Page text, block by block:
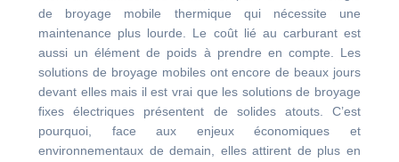
de broyage mobile thermique qui nécessite une
maintenance plus lourde. Le coût lié au carburant est
aussi un élément de poids à prendre en compte. Les
solutions de broyage mobiles ont encore de beaux jours
devant elles mais il est vrai que les solutions de broyage
fixes électriques présentent de solides atouts. C’est
pourquoi, face aux enjeux économiques et
environnementaux de demain, elles attirent de plus en